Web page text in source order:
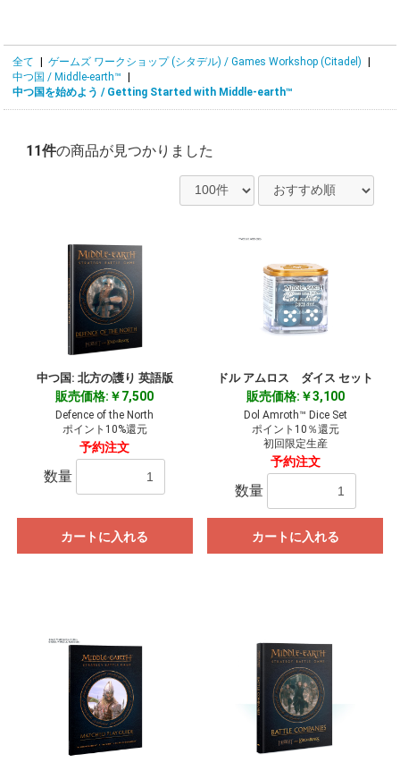
全て ゲームズ ワークショップ (シタデル) / Games Workshop (Citadel)
中つ国 / Middle-earth™
中つ国を始めよう / Getting Started with Middle-earth™
11件の商品が見つかりました
中つ国: 北方の護り 英語版
販売価格:￥7,500
Defence of the North
ポイント10%還元
予約注文
数量
カートに入れる
ドル アムロス ダイス セット
販売価格:￥3,100
Dol Amroth™ Dice Set
ポイント10％還元
初回限定生産
予約注文
数量
カートに入れる